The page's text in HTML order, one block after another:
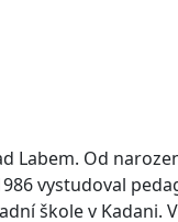
Labem. Od
vystudoval
škole v Kadani.